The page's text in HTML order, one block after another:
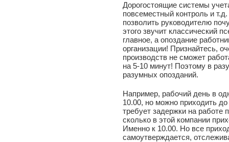
Дорогостоящие системы
повсеместный контроль и
позволить руководителю
этого звучит классический
главное, а опоздание
организации! Признайтесь,
производств не сможет
на 5-10 минут! Поэтому в
разумных опозданий.
Например, рабочий день в
10.00, но можно приходить
требует задержки на работе
сколько в этой компании
Именно к 10.00. Но все
самоутверждается,